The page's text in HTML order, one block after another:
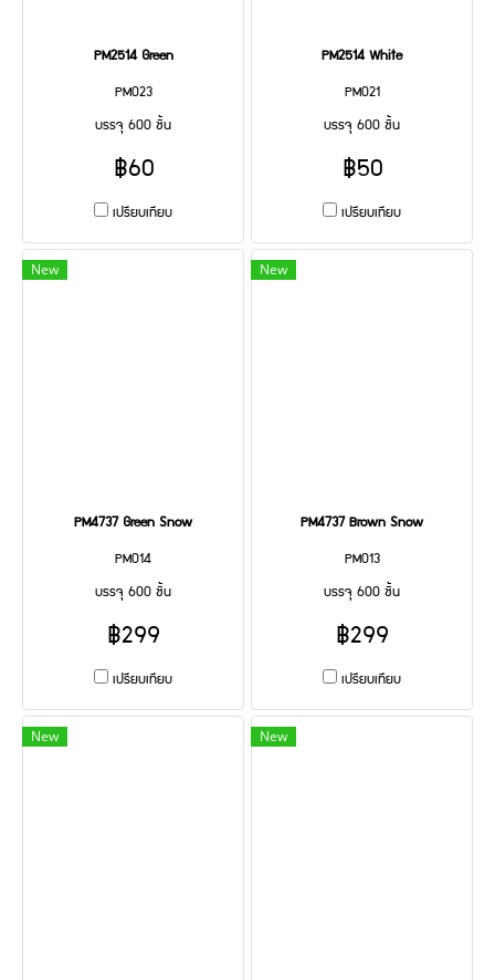
PM2514 Green
PM023
บรรจุ 600 ชิ้น
฿60
เปรียบเทียบ
PM2514 White
PM021
บรรจุ 600 ชิ้น
฿50
เปรียบเทียบ
New
PM4737 Green Snow
PM014
บรรจุ 600 ชิ้น
฿299
เปรียบเทียบ
New
PM4737 Brown Snow
PM013
บรรจุ 600 ชิ้น
฿299
เปรียบเทียบ
New New